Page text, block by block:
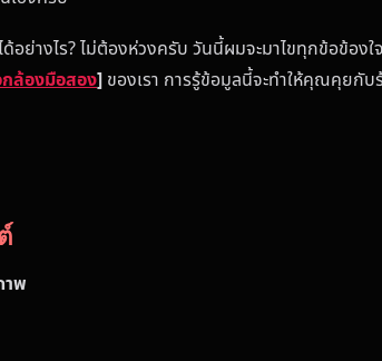
ย่างไร? ไม่ต้องห่วงครับ วันนี้ผมจะมาไขทุกข้อข้อง
ล้องมือสอง] ของเรา การรู้ข้อมูลนี้จะทำให้คุณคุยกั
าพ